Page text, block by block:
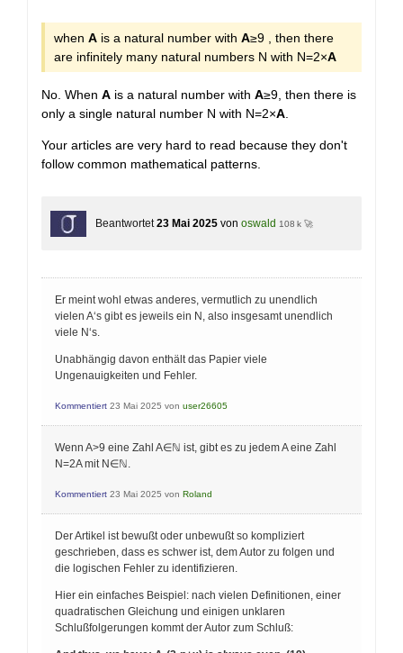
when A is a natural number with A≥9 , then there
are infinitely many natural numbers N with N=2×A
No. When A is a natural number with A≥9, then there is
only a single natural number N with N=2×A.
Your articles are very hard to read because they don't
follow common mathematical patterns.
Beantwortet 23 Mai 2025 von oswald 108 k 🚀
Er meint wohl etwas anderes, vermutlich zu unendlich
vielen A‘s gibt es jeweils ein N, also insgesamt unendlich
viele N‘s.
Unabhängig davon enthält das Papier viele
Ungenauigkeiten und Fehler.
Kommentiert 23 Mai 2025 von user26605
Wenn A>9 eine Zahl A∈ℕ ist, gibt es zu jedem A eine Zahl
N=2A mit N∈ℕ.
Kommentiert 23 Mai 2025 von Roland
Der Artikel ist bewußt oder unbewußt so kompliziert
geschrieben, dass es schwer ist, dem Autor zu folgen und
die logischen Fehler zu identifizieren.
Hier ein einfaches Beispiel: nach vielen Definitionen, einer
quadratischen Gleichung und einigen unklaren
Schlußfolgerungen kommt der Autor zum Schluß: